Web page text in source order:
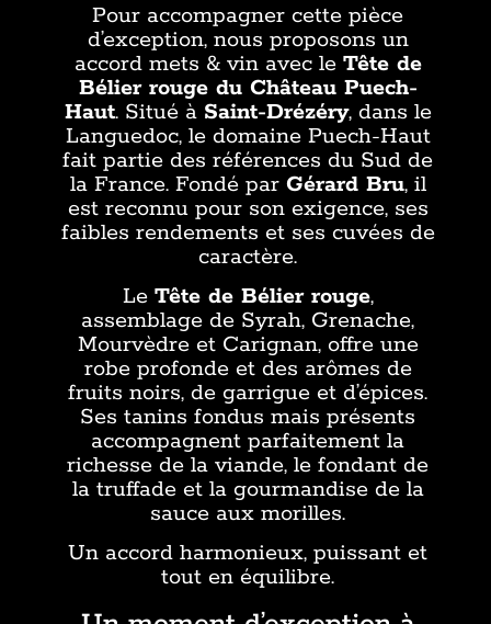
Pour accompagner cette pièce
d’exception, nous proposons un
accord mets & vin avec le Tête de
Bélier rouge du Château Puech-
Haut. Situé à Saint-Drézéry, dans le
Languedoc, le domaine Puech-Haut
fait partie des références du Sud de
la France. Fondé par Gérard Bru, il
est reconnu pour son exigence, ses
faibles rendements et ses cuvées de
caractère.
Le Tête de Bélier rouge,
assemblage de Syrah, Grenache,
Mourvèdre et Carignan, offre une
robe profonde et des arômes de
fruits noirs, de garrigue et d’épices.
Ses tanins fondus mais présents
accompagnent parfaitement la
richesse de la viande, le fondant de
la truffade et la gourmandise de la
sauce aux morilles.
Un accord harmonieux, puissant et
tout en équilibre.